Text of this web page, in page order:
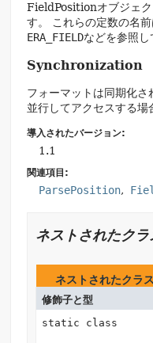
FieldPositionオブジェク
す。
これらの定数の名前
ERA_FIELDなどを参照し
Synchronization
フォーマットは同期化さ
並行してアクセスする場
導入されたバージョン:
1.1
関連項目:
ParsePosition
ネストされたク
ネストされたクラス
修飾子と型
static class